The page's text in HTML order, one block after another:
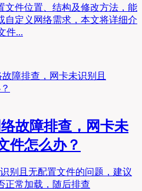
文件位置、结构及修改方法，能
自定义网络需求，本文将详细介
件...
故障排查，网卡未
件怎么办？
别且无配置文件的问题，建议
正常加载，随后排查